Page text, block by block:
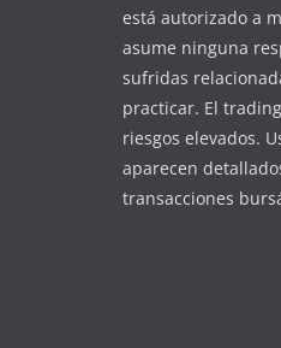
está autorizado a
asume ninguna
sufridas
practicar. El
riesgos elevados.
aparecen
transacciones